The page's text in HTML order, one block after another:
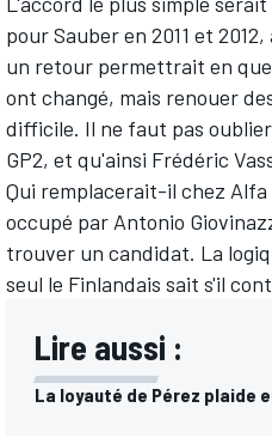
pour Sauber en 2011 et
un retour permettrait en
ont changé, mais renouer
difficile. Il ne faut pas
GP2, et qu'ainsi Frédéric
Qui remplacerait-il chez
occupé par Antonio
trouver un candidat. La
seul le Finlandais sait s'il
Lire aussi :
La loyauté de Pérez plaide